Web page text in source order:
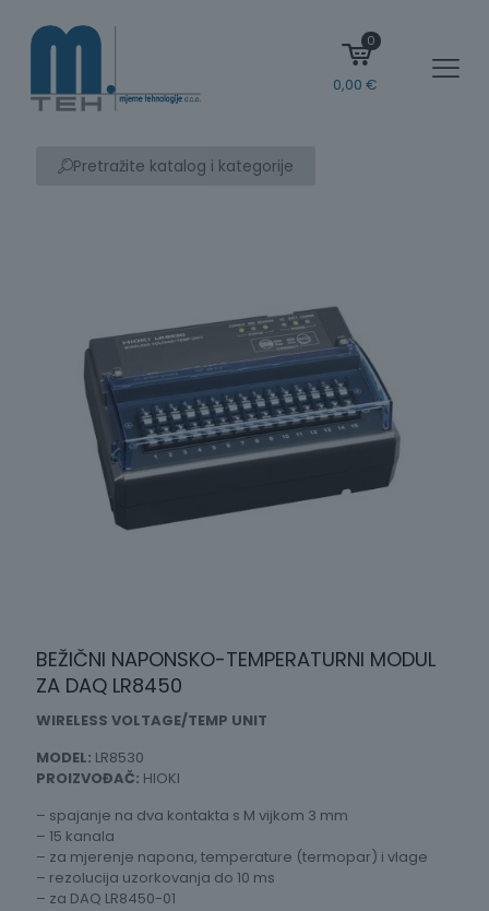
0
0,00 €
Pretražite katalog i kategorije
BEŽIČNI NAPONSKO-TEMPERATURNI MODUL
ZA DAQ LR8450
WIRELESS VOLTAGE/TEMP UNIT
MODEL: LR8530
PROIZVOĐAČ: HIOKI
– spajanje na dva kontakta s M vijkom 3 mm
– 15 kanala
– za mjerenje napona, temperature (termopar) i vlage
– rezolucija uzorkovanja do 10 ms
– za DAQ LR8450-01